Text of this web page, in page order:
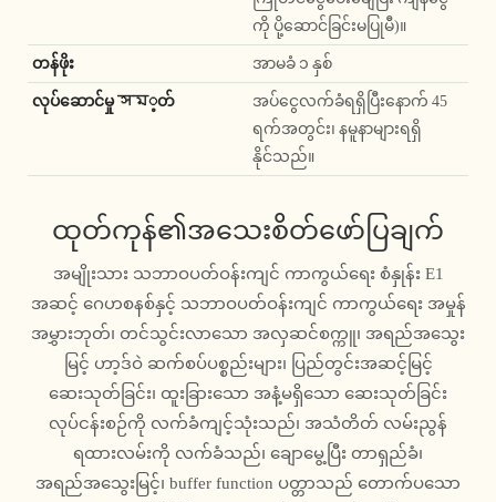
ကို ပို့ဆောင်ခြင်းမပြုမီ)။
တန်ဖိုး အာမခံ ၁ နှစ်
လုပ်ဆောင်မှု সম့တ်
အပ်ငွေလက်ခံရရှိပြီးနောက် 45
ရက်အတွင်း၊ နမူနာများရရှိ
နိုင်သည်။
ထုတ်ကုန်၏အသေးစိတ်ဖော်ပြချက်
အမျိုးသား သဘာဝပတ်ဝန်းကျင် ကာကွယ်ရေး စံနှုန်း E1
အဆင့် ဂေဟစနစ်နှင့် သဘာဝပတ်ဝန်းကျင် ကာကွယ်ရေး အမှုန်
အမွှားဘုတ်၊ တင်သွင်းလာသော အလှဆင်စက္ကူ၊ အရည်အသွေး
မြင့် ဟာ့ဒ်ဝဲ ဆက်စပ်ပစ္စည်းများ၊ ပြည်တွင်းအဆင့်မြင့်
ဆေးသုတ်ခြင်း၊ ထူးခြားသော အနံ့မရှိသော ဆေးသုတ်ခြင်း
လုပ်ငန်းစဉ်ကို လက်ခံကျင့်သုံးသည်၊ အသံတိတ် လမ်းညွန်
ရထားလမ်းကို လက်ခံသည်၊ ချောမွေ့ပြီး တာရှည်ခံ၊
အရည်အသွေးမြင့်၊ buffer function ပတ္တာသည် တောက်ပသော